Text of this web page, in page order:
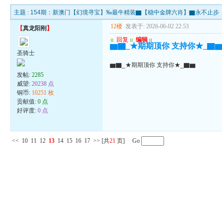
主题 : 154期：新澳门【幻境寻宝】‰最牛精装▇【稳中金牌六肖】▇永不止步
【真龙阳刚 】
圣骑士
发帖:2285
威望:20238 点
铜币: 10251 枚
贡献值:0 点
好评度:0 点
12楼 发表于: 2026-06-02 22:53
u 回复 u 编辑 u
▆▇_★期期顶你 支持你
▆▇_★期期顶你 支持你★_▇▆
<< 10 11 12 13 14 15 16 17 >> [共21 页] Go